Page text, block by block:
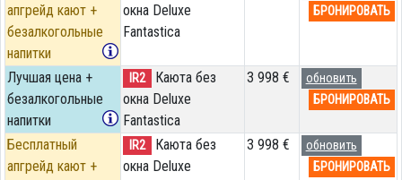
апгрейд кают +
безалкогольные
напитки
окна Deluxe
Fantastica
БРОНИРОВАТЬ
Лучшая цена +
безалкогольные
напитки
IR2
Каюта без
окна Deluxe
Fantastica
3 998 €
обновить
БРОНИРОВАТЬ
Бесплатный
апгрейд кают +
IR2
Каюта без
окна Deluxe
3 998 €
обновить
БРОНИРОВАТЬ